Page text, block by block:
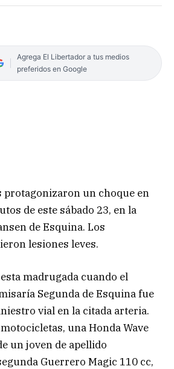
Agrega El Libertador a tus medios
preferidos en Google
protagonizaron un choque en
de este sábado 23, en la
de Esquina. Los
lesiones leves.
madrugada cuando el
Segunda de Esquina fue
vial en la citada arteria.
una Honda Wave
un joven de apellido
Guerrero Magic 110 cc,